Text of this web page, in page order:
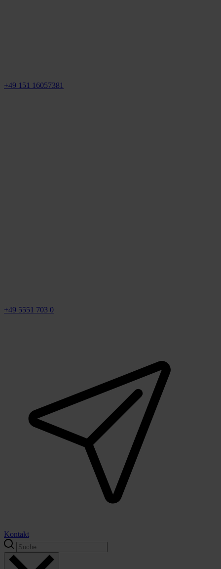
+49 151 16057381
+49 5551 703 0
Kontakt